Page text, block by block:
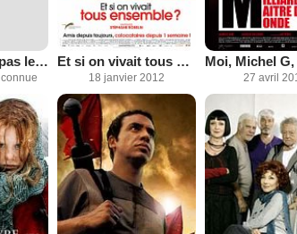
L'habit ne fait pas le moine Et si on vivait tous ensemble?
18 janvier 2012 27 avril